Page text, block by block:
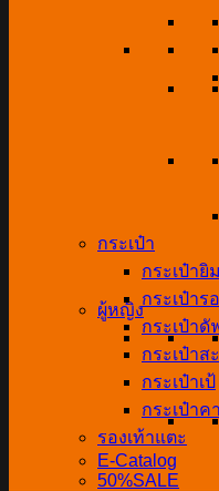
ผู้หญิง
กระเป๋า
กระเป๋ายิม
กระเป๋าร
กระเป๋าดั
กระเป๋าส
กระเป๋าเป้
กระเป๋าค
รองเท้าแตะ
E-Catalog
50%SALE